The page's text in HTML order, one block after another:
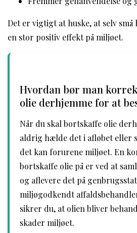
Det er vigtigt at huske, at selv
en stor positiv effekt på miljøet.
Hvordan bør man
olie derhjemme for at
Når du skal bortskaffe olie
aldrig hælde det i afløbet eller
det kan forurene miljøet. En
bortskaffe olie på er ved at
og aflevere det på
miljøgodkendt
sikrer du, at olien bliver
skader miljøet.